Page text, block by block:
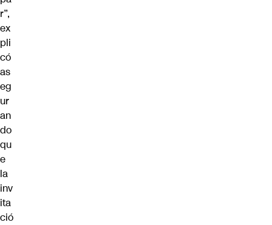
r”,
ex
pli
có
as
eg
ur
an
do
qu
e
la
inv
ita
ció